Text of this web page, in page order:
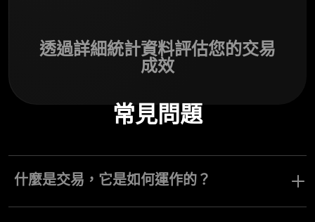
透過詳細統計資料評估您的交易
成效
常見問題
什麼是交易，它是如何運作的？